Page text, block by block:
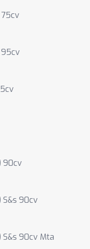
75cv
95cv
90cv
S&s 90cv
S&s 90cv Mta